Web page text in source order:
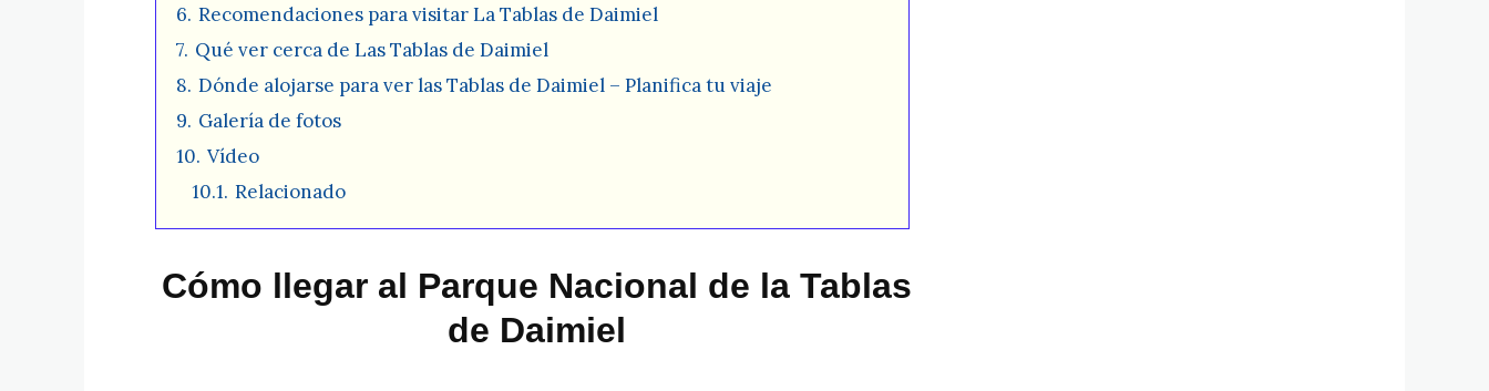
6. Recomendaciones para visitar La Tablas de Daimiel
7. Qué ver cerca de Las Tablas de Daimiel
8. Dónde alojarse para ver las Tablas de Daimiel – Planifica tu viaje
9. Galería de fotos
10. Vídeo
10.1. Relacionado
Cómo llegar al Parque Nacional de la Tablas
de Daimiel